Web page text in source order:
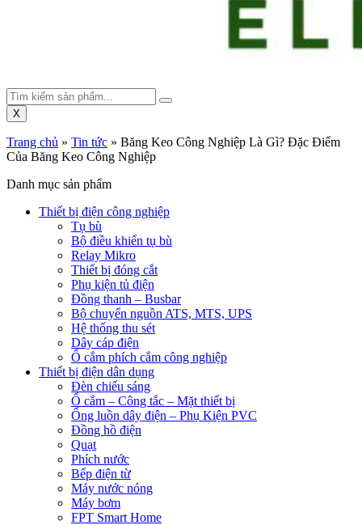
X
Trang chủ » Tin tức » Băng Keo Công Nghiệp Là Gì? Đặc Điểm
Của Băng Keo Công Nghiệp
Danh mục sản phẩm
Thiết bị điện công nghiệp
Tụ bù
Bộ điều khiển tụ bù
Relay Mikro
Thiết bị đóng cắt
Phụ kiện tủ điện
Đồng thanh – Busbar
Bộ chuyển nguồn ATS, MTS, UPS
Hệ thống thu sét
Dây cáp điện
Ổ cắm phích cắm công nghiệp
Thiết bị điện dân dụng
Đèn chiếu sáng
Ổ cắm – Công tắc – Mặt thiết bị
Ống luồn dây điện – Phụ Kiện PVC
Đồng hồ điện
Quạt
Phích nước
Bếp điện từ
Máy nước nóng
Máy bơm
FPT Smart Home